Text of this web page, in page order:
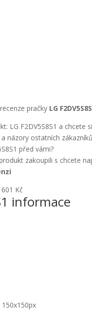
pračky LG
LG F2DV5S8S1 a chcete
a názory ostatních
před vámi?
zakoupili s chcete
Kč
informace
150x150px